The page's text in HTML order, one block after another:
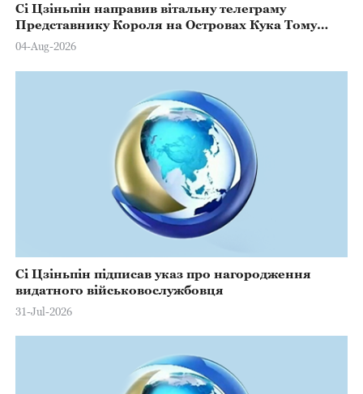
Сі Цзіньпін направив вітальну телеграму
Представнику Короля на Островах Кука Тому
Марстерсу з нагоди Дня Конституції
04-Aug-2026
Сі Цзіньпін підписав указ про нагородження
видатного військовослужбовця
31-Jul-2026